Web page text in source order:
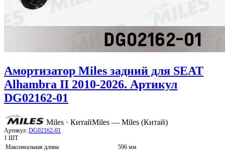
Амортизатор Miles задний для SEAT
Alhambra II 2010-2026. Артикул
DG02162-01
Miles · КитайMiles — Miles (Китай)
Артикул: DG02162-01
1 ШТ
Максимальная длина
596 мм